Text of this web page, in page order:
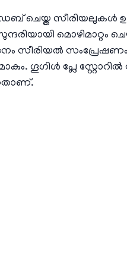
ചെയ്ത സീരിയലുകൾ
മൊഴിമാറ്റം
സീരിയൽ
ഗൂഗിള്‍ പ്ലേ സ്റ്റോറില്‍